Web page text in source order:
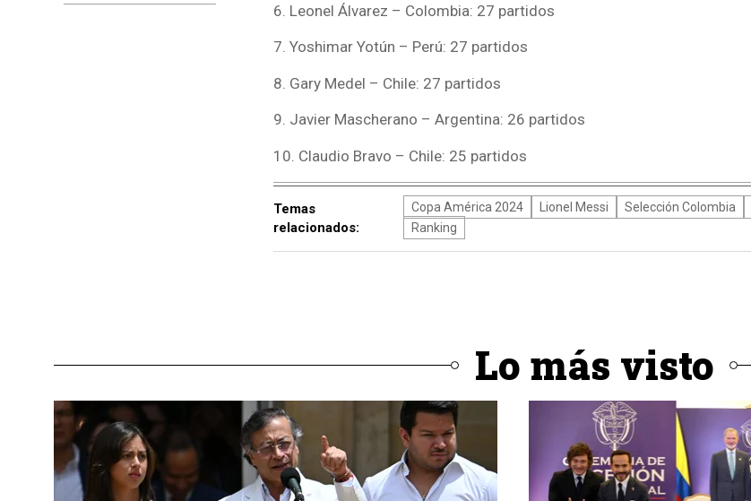
6. Leonel Álvarez – Colombia: 27 partidos
7. Yoshimar Yotún – Perú: 27 partidos
8. Gary Medel – Chile: 27 partidos
9. Javier Mascherano – Argentina: 26 partidos
10. Claudio Bravo – Chile: 25 partidos
Temas
relacionados:
Copa América 2024 Lionel Messi Selección Colombia
Ranking
Lo más visto